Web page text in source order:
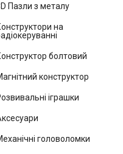
Пазли з металу
на
болтовий
конструктор
іграшки
головоломки